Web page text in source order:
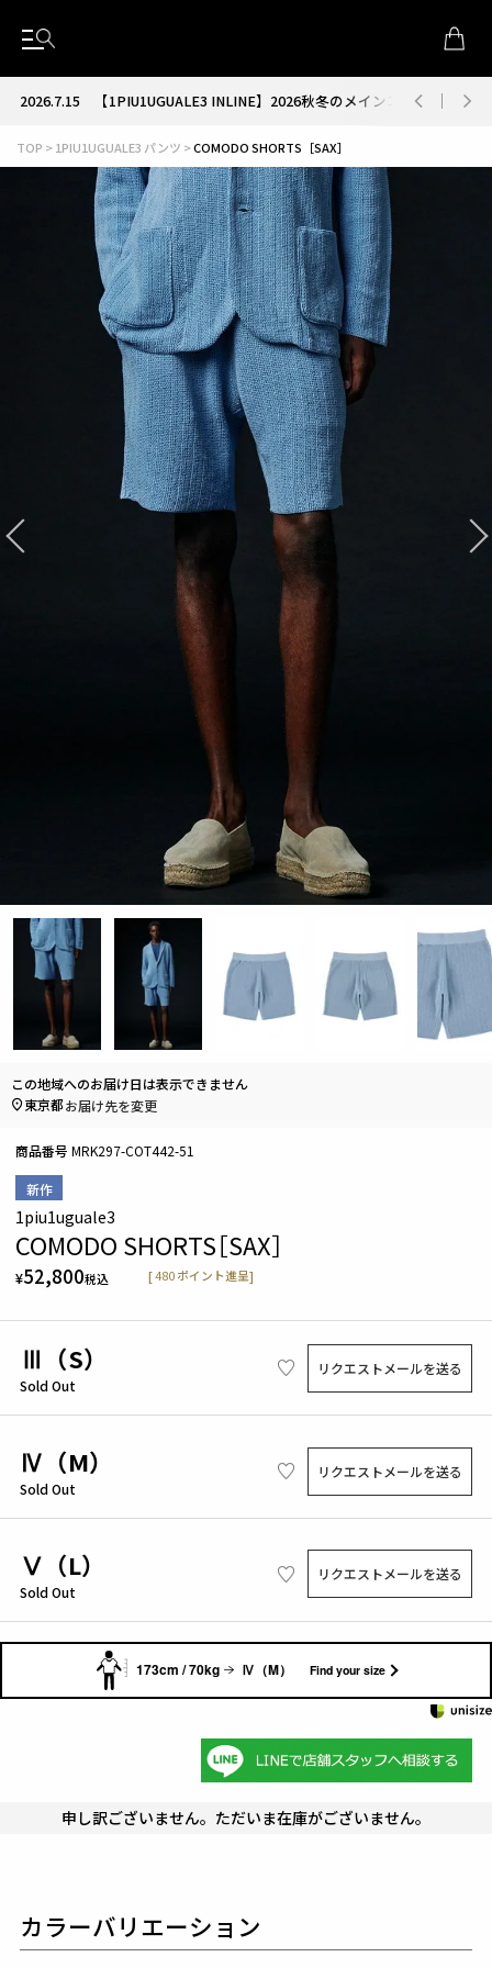
2026.7.15【1PIU1UGUALE3 INLINE】2026秋冬のメインコレクションが
TOP 1PIU1UGUALE3 パンツ COMODO SHORTS［SAX］
新作
1piu1uguale3
COMODO SHORTS［SAX］
¥52,800税込 [480 ポイント進呈]
商品番号 MRK297-COT442-51
Ⅲ（S）
Sold Out
リクエストメールを送る
Ⅳ（M）
Sold Out
リクエストメールを送る
Ⅴ（L）
Sold Out
リクエストメールを送る
173cm / 70kg Ⅳ（M） Find your size
この地域へのお届け日は表示できません
東京都お届け先を変更
申し訳ございません。ただいま在庫がございません。
カラーバリエーション